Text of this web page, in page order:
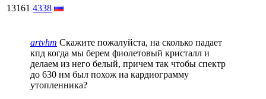
13161 4338
artvhm Скажите пожалуйста, на сколько падает
кпд когда мы берем фиолетовый кристалл и
делаем из него белый, причем так чтобы спектр
до 630 нм был похож на кардиограмму
утопленника?